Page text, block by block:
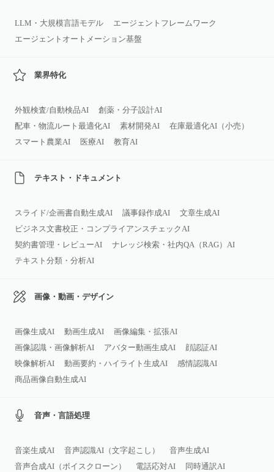
LLM・大規模言語モデル
エージェントフレームワーク
エージェントオートメーション基盤
業界特化
外観検査/自動検品AI
創薬・分子設計AI
配車・物流ルート最適化AI
素材開発AI
在庫最適化AI（小売）
スマート農業AI
医療AI 教育AI
テキスト・ドキュメント
スライド/企画書自動生成AI 議事録作成AI
文章生成AI
ビジネス文書校正・コンプライアンスチェックAI
契約書管理・レビューAI
ナレッジ検索・社内QA（RAG）AI
テキスト分類・分析AI
画像・動画・デザイン
画像生成AI 動画生成AI
画像編集・拡張AI
画像認識・画像解析AI
アバター動画生成AI
顔認証AI
映像解析AI
動画要約・ハイライト生成AI
感情認識AI
商品画像自動生成AI
音声・言語処理
音楽生成AI 音声認識AI（文字起こし）
音声生成AI
音声合成AI（ボイスクローン）
電話応対AI
同時通訳AI